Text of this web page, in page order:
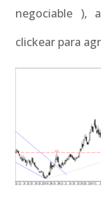
negociable ),
clickear para